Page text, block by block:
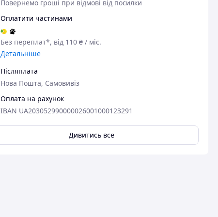
Повернемо гроші при відмові від посилки
Оплатити частинами
Без переплат*, від 110 ₴ / міс.
Детальніше
Післяплата
Нова Пошта, Самовивіз
Оплата на рахунок
IBAN UA203052990000026001000123291
Дивитись все